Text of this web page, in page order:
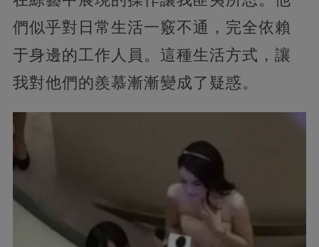
們似乎對日常生活一竅不通，完全依賴
于身邊的工作人員。這種生活方式，讓
我對他們的羨慕漸漸變成了疑惑。